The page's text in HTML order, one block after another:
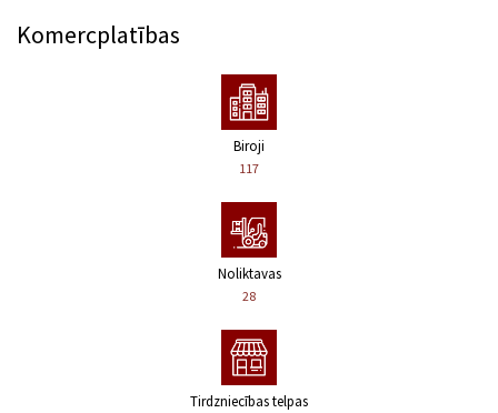
Komercplatības
Biroji
117
Noliktavas
28
Tirdzniecības telpas